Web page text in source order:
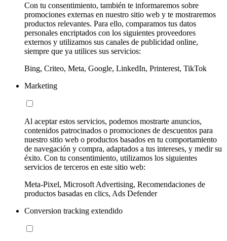
Con tu consentimiento, también te informaremos sobre
promociones externas en nuestro sitio web y te mostraremos
productos relevantes. Para ello, comparamos tus datos
personales encriptados con los siguientes proveedores
externos y utilizamos sus canales de publicidad online,
siempre que ya utilices sus servicios:
Bing, Criteo, Meta, Google, LinkedIn, Printerest, TikTok
Marketing
Al aceptar estos servicios, podemos mostrarte anuncios,
contenidos patrocinados o promociones de descuentos para
nuestro sitio web o productos basados en tu comportamiento
de navegación y compra, adaptados a tus intereses, y medir su
éxito. Con tu consentimiento, utilizamos los siguientes
servicios de terceros en este sitio web:
Meta-Pixel, Microsoft Advertising, Recomendaciones de
productos basadas en clics, Ads Defender
Conversion tracking extendido